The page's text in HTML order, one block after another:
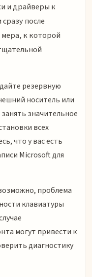
и драйверы к
после
к которой
резервную
носитель или
значительное
всех
что у вас есть
Microsoft для
проблема
клавиатуры
могут привести к
диагностику